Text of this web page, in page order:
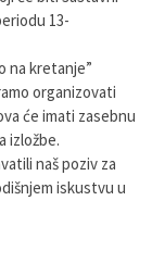
13-
na kretanje”
organizovati
će imati zasebnu
izložbe.
naš poziv za
iskustvu u